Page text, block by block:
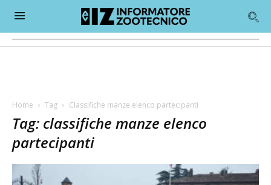
Home Tag Classifiche manze elenco partecipanti
Tag: classifiche manze elenco
partecipanti